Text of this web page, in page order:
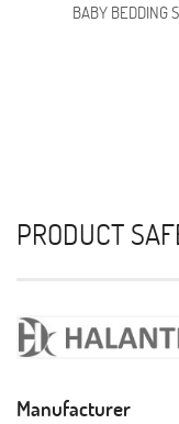
BABY BEDDING
PRODUCT
Manufacturer